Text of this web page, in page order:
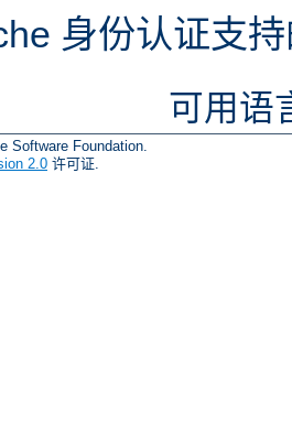
身份认证支
可用语
Software Foundation.
2.0 许可证.